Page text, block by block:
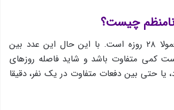
نامنظم چیست؟
چرخه قاعدگی زنان معمولا ۲۸ روزه است. با این حال این عدد بین
کمی متفاوت باشد و شاید فاصله روزهای
یا حتی بین دفعات متفاوت در یک نفر، دقیقا